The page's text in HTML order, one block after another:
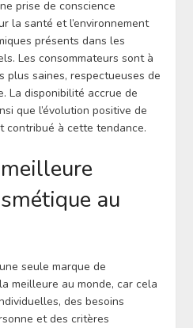
prise de conscience
la santé et l’environnement
présents dans les
Les consommateurs sont à
plus saines, respectueuses de
La disponibilité accrue de
que l’évolution positive de
contribué à cette tendance.
au
seule marque de
meilleure au monde, car cela
des besoins
et des critères